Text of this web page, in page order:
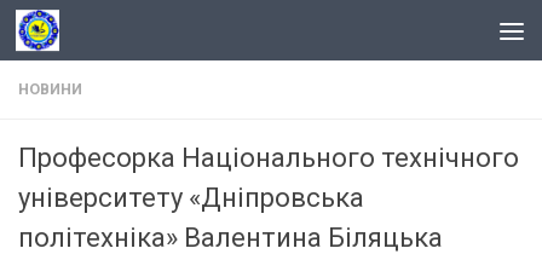
Skip to content
НОВИНИ
Професорка Національного технічного
університету «Дніпровська
політехніка» Валентина Біляцька